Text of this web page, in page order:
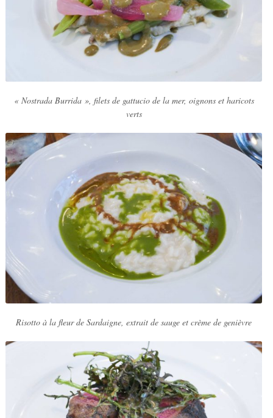
« Nostrada Burrida », filets de gattucio de la mer, oignons et haricots
verts
Risotto à la fleur de Sardaigne, extrait de sauge et crème de genièvre